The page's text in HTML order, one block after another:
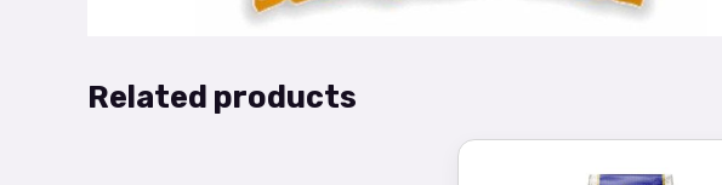
Related products